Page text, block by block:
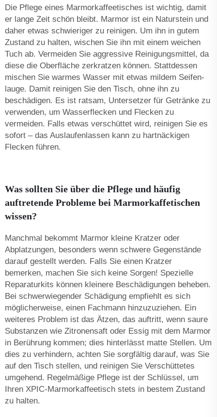
Die Pflege eines Marmorkaffee­tisches ist wichtig, damit
er lange Zeit schön bleibt. Marmor ist ein Naturstein und
daher etwas schwieriger zu reinigen. Um ihn in gutem
Zustand zu halten, wischen Sie ihn mit einem weichen
Tuch ab. Vermeiden Sie aggressive Reinigungsmittel, da
diese die Oberfläche zerkratzen können. Stattdessen
mischen Sie warmes Wasser mit etwas mildem Seifen­
lauge. Damit reinigen Sie den Tisch, ohne ihn zu
beschädigen. Es ist ratsam, Untersetzer für Getränke zu
verwenden, um Wasserflecken und Flecken zu
vermeiden. Falls etwas verschüttet wird, reinigen Sie es
sofort – das Auslaufenlassen kann zu hartnäckigen
Flecken führen.
Was sollten Sie über die Pflege und häufig
auftretende Probleme bei Marmorkaffetischen
wissen?
Manchmal bekommt Marmor kleine Kratzer oder
Abplatzungen, besonders wenn schwere Gegenstände
darauf gestellt werden. Falls Sie einen Kratzer
bemerken, machen Sie sich keine Sorgen! Spezielle
Reparatur­kits können kleinere Beschädigungen beheben.
Bei schwerwiegender Schädigung empfiehlt es sich
möglicherweise, einen Fachmann hinzuzuziehen. Ein
weiteres Problem ist das Ätzen, das auftritt, wenn saure
Substanzen wie Zitronensaft oder Essig mit dem Marmor
in Berührung kommen; dies hinterlässt matte Stellen. Um
dies zu verhindern, achten Sie sorgfältig darauf, was Sie
auf den Tisch stellen, und reinigen Sie Verschüttetes
umgehend. Regelmäßige Pflege ist der Schlüssel, um
Ihren XPIC-Marmorkaffee­tisch stets in bestem Zustand
zu halten.